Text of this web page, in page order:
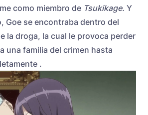
como miembro de Tsukikage. Y
Goe se encontraba dentro del
la droga, la cual le provoca perder
una familia del crimen hasta
.